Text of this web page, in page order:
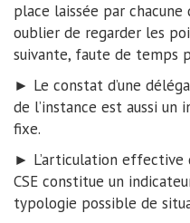
place laissée par chacune
oublier de regarder les
suivante, faute de temps
► Le constat d’une
de l’instance est aussi un
fixe.
► L’articulation effective
CSE constitue un
typologie possible de